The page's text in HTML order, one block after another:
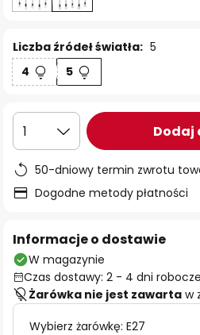
Liczba źródeł światła: 5
4
5
1 Dodaj
50-dniowy termin zwrotu
Dogodne metody płatności
Informacje o dostawie
W magazynie
Czas dostawy: 2 - 4 dni robocze
Żarówka nie jest zawarta w
Wybierz żarówkę: E27